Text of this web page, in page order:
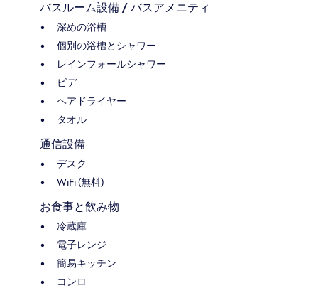
バスルーム設備 / バスアメニティ
深めの浴槽
個別の浴槽とシャワー
レインフォールシャワー
ビデ
ヘアドライヤー
タオル
通信設備
デスク
WiFi (無料)
お食事と飲み物
冷蔵庫
電子レンジ
簡易キッチン
コンロ